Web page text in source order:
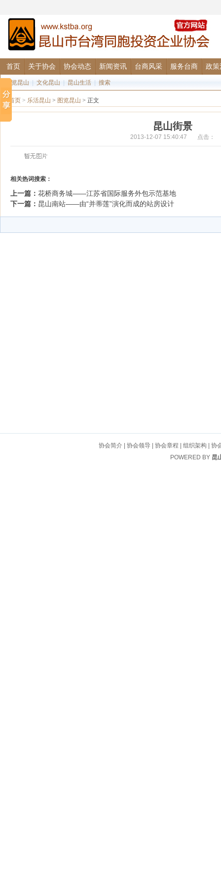
首页 关于协会 协会动态 新闻资讯 台商风采 服务台商 政策
图览昆山 文化昆山 昆山生活 搜索
首页 > 乐活昆山 > 图览昆山 > 正文
昆山街景
2013-12-07 15:40:47 点击：
相关热词搜索：
上一篇： 花桥商务城——江苏省国际服务外包示范基地
下一篇： 昆山南站——由“并蒂莲”演化而成的站房设计
协会简介 |协会领导 |协会章程 |组织架构 |协
POWERED BY 昆